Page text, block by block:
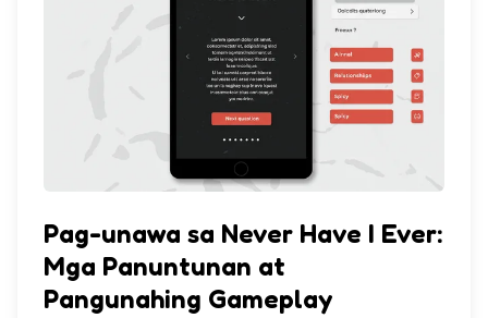
Pag-unawa sa Never Have I Ever:
Mga Panuntunan at
Pangunahing Gameplay